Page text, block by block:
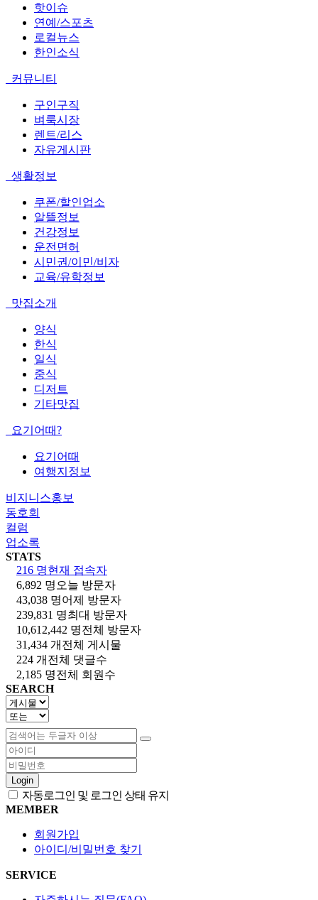
핫이슈
연예/스포츠
로컬뉴스
한인소식
커뮤니티
구인구직
벼룩시장
렌트/리스
자유게시판
생활정보
쿠폰/할인업소
알뜰정보
건강정보
운전면허
시민권/이민/비자
교육/유학정보
맛집소개
양식
한식
일식
중식
디저트
기타맛집
요기어때?
요기어때
여행지정보
비지니스홍보
동호회
컬럼
업소록
STATS
216 명현재 접속자
6,892 명 오늘 방문자
43,038 명어제 방문자
239,831 명최대 방문자
10,612,442 명전체 방문자
31,434 개 전체 게시물
224 개 전체 댓글수
2,185 명전체 회원수
SEARCH
Login
자동로그인 및 로그인 상태 유지
MEMBER
회원가입
아이디/비밀번호 찾기
SERVICE